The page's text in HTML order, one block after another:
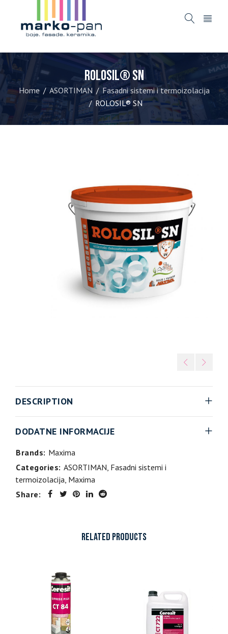
ROLOSIL® SN
Home / ASORTIMAN / Fasadni sistemi i termoizolacija
/ ROLOSIL® SN
DESCRIPTION
DODATNE INFORMACIJE
Brands: Maxima
Categories: ASORTIMAN Fasadni sistemi i
termoizolacija Maxima
Share:
RELATED PRODUCTS